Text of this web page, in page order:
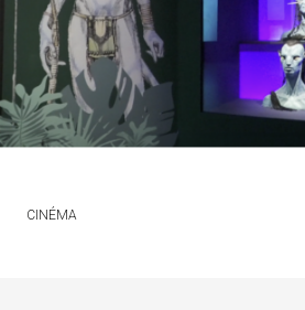
CINÉMA